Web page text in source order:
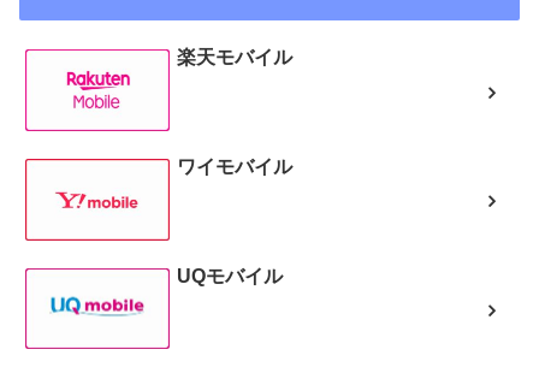
楽天モバイル
ワイモバイル
UQモバイル